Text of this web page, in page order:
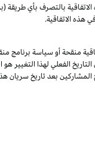
بالتصرف بأي طريقة
هذه الاتفاقية.
منقحة أو سياسة برنامج
الفعلي لهذا التغيير هو
المشاركين بعد تاريخ سريان